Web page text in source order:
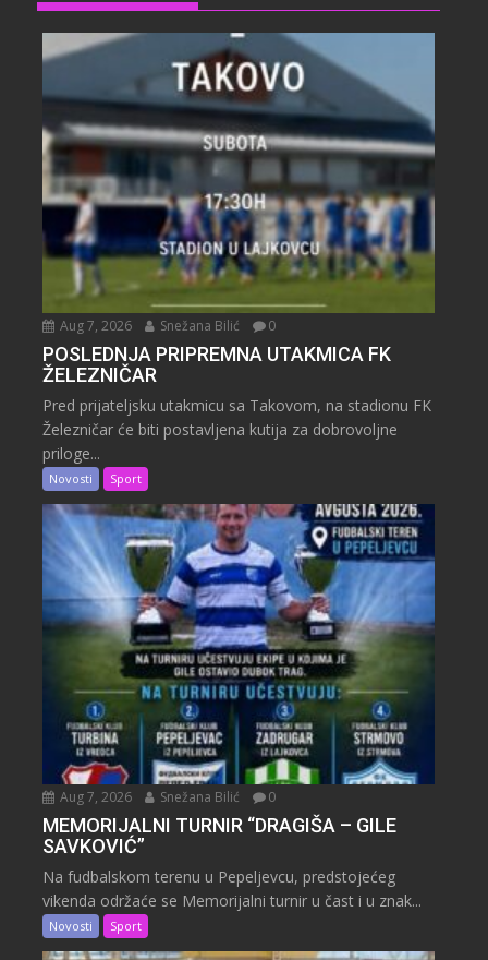
Aug 7, 2026 Snežana Bilić 0
POSLEDNJA PRIPREMNA UTAKMICA FK
ŽELEZNIČAR
Pred prijateljsku utakmicu sa Takovom, na stadionu FK
Železničar će biti postavljena kutija za dobrovoljne
priloge...
Novosti Sport
Aug 7, 2026 Snežana Bilić 0
MEMORIJALNI TURNIR “DRAGIŠA – GILE
SAVKOVIĆ”
Na fudbalskom terenu u Pepeljevcu, predstojećeg
vikenda održaće se Memorijalni turnir u čast i u znak...
Novosti Sport